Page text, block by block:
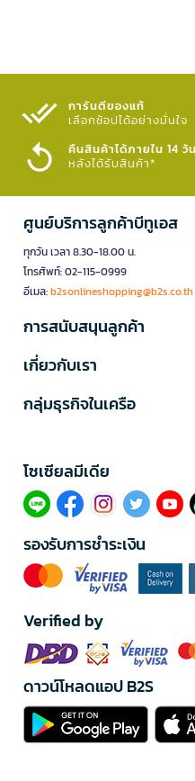
การันตีของแท้
เลือกช้อปได้อย่างมั่นใจ​
คืนสินค้าได้ภายใน 14 วัน
หลังได้รับสินค้า*
ศูนย์บริการลูกค้าบีทูเอส
ทุกวัน เวลา 8.30-18.00 น.
โทรศัพท์: 02-115-0999
อีเมล:b2sonlineshopping@b2s.co.th
การสนับสนุนลูกค้า
เกี่ยวกับเรา
กลุ่มธุรกิจในเครือ
โซเซียลมีเดีย​
รองรับการชำระเงิน
Verified by
ดาวน์โหลดแอป B2S